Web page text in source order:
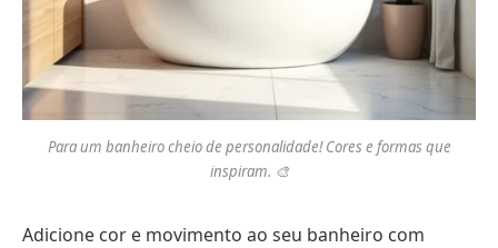
Para um banheiro cheio de personalidade! Cores e formas que
inspiram. 🎨
Adicione cor e movimento ao seu banheiro com